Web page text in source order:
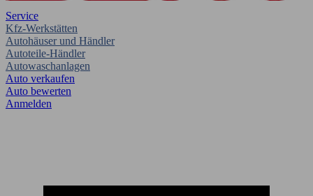
Service
Kfz-Werkstätten
Autohäuser und Händler
Autoteile-Händler
Autowaschanlagen
Auto verkaufen
Auto bewerten
Anmelden